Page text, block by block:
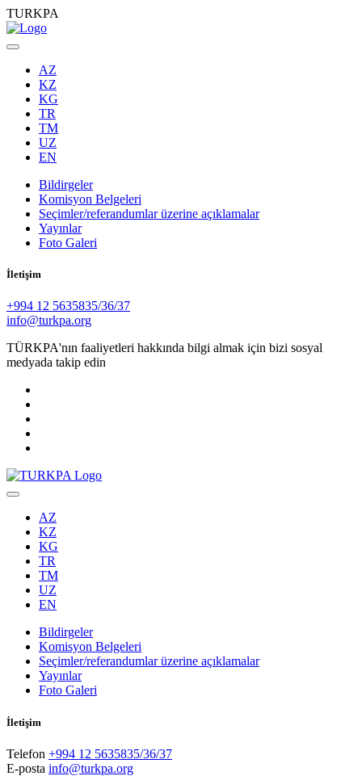
TURKPA
AZ
KZ
KG
TR
TM
UZ
EN
Bildirgeler
Komisyon Belgeleri
Seçimler/referandumlar üzerine açıklamalar
Yayınlar
Foto Galeri
İletişim
+994 12 5635835/36/37
info@turkpa.org
TÜRKPA'nın faaliyetleri hakkında bilgi almak için bizi sosyal
medyada takip edin
AZ
KZ
KG
TR
TM
UZ
EN
Bildirgeler
Komisyon Belgeleri
Seçimler/referandumlar üzerine açıklamalar
Yayınlar
Foto Galeri
İletişim
Telefon +994 12 5635835/36/37
E-posta info@turkpa.org